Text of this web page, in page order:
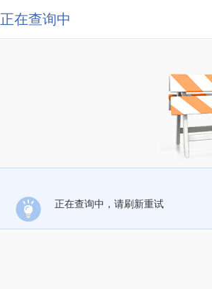
正在查询中
正在查询中，请刷新重试